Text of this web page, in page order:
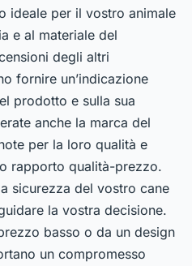
ideale per il vostro animale
e al materiale del
degli altri
fornire un’indicazione
prodotto e sulla sua
anche la marca del
per la loro qualità e
rapporto qualità-prezzo.
sicurezza del vostro cane
la vostra decisione.
basso o da un design
un compromesso